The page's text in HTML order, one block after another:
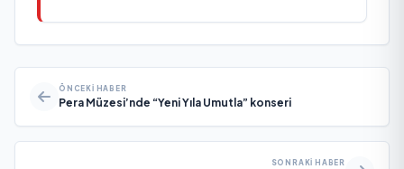
ÖNCEKI HABER
Pera Müzesi’nde “Yeni Yıla Umutla” konseri
SONRAKI HABER